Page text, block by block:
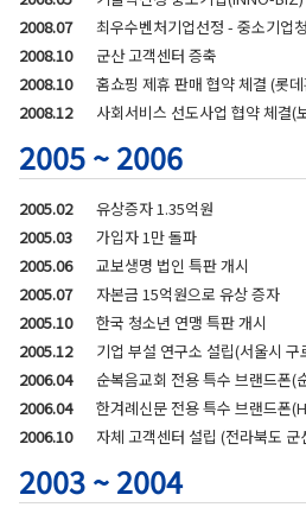
2008.07
최우수벤처기업선정 - 중소기업청
2008.10
군산 고객센터 증축
2008.10
홈쇼핑 제휴 판매 협약 체결 (롯
2008.12
사회서비스 선도사업 협약 체결(
2005 ~ 2006
2005.02
유상증자 1.35억원
2005.03
가입자 1만 돌파
2005.06
교보생명 법인 특판 개시
2005.07
자본금 15억원으로 유상 증자
2005.10
한국 청소년 연맹 특판 개시
2005.12
기업 부설 연구소 설립(서울시 구
2006.04
순복음교회 전용 특수 브랜드폰(
2006.04
한겨례신문 전용 특수 브랜드폰
2006.10
자체 고객센터 설립 (전라북도 군
2003 ~ 2004